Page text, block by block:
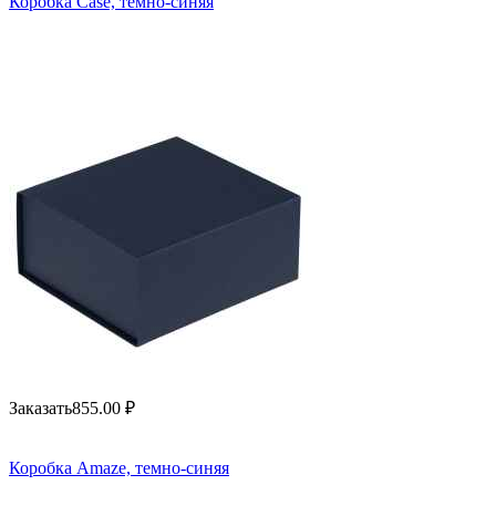
Заказать855.00 ₽
Коробка Amaze, темно-синяя